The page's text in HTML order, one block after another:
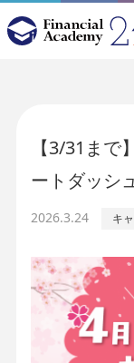
【3/31まで
ートダッシ
2026.3.24 キ